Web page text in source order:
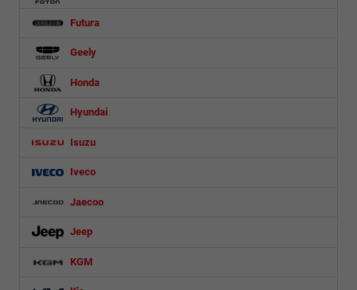
Futura
Geely
Honda
Hyundai
Isuzu
Iveco
Jaecoo
Jeep
KGM